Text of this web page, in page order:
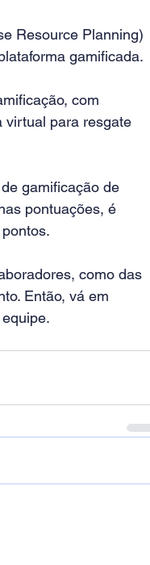
Resource Planning)
gamificada.
com
virtual para resgate
gamificação de
pontuações, é
como das
Então, vá em